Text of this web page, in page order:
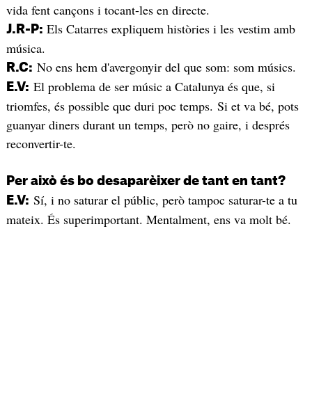
vida fent cançons i tocant-les en directe.
J.R-P: Els Catarres expliquem històries i les vestim amb
música.
R.C: No ens hem d'avergonyir del que som: som músics.
E.V: El problema de ser músic a Catalunya és que, si
triomfes, és possible que duri poc temps. Si et va bé, pots
guanyar diners durant un temps, però no gaire, i després
reconvertir-te.
Per això és bo desaparèixer de tant en tant?
E.V: Sí, i no saturar el públic, però tampoc saturar-te a tu
mateix. És superimportant. Mentalment, ens va molt bé.